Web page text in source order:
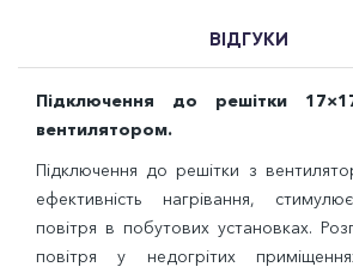
ВІДГУКИ
Підключення до решітки 17
вентилятором.
Підключення до решітки з
ефективність нагрівання,
повітря в побутових установках.
повітря у недогрітих